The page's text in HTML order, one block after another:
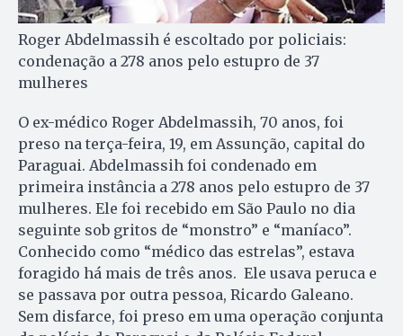
Roger Abdelmassih é escoltado por policiais:
condenação a 278 anos pelo estupro de 37
mulheres
O ex-médico Roger Abdel­massih, 70 anos, foi
preso na terça-feira, 19, em Assunção, capital do
Paraguai. Abdel­massih foi condenado em
primeira instância a 278 anos pelo estupro de 37
mulheres. Ele foi recebido em São Paulo no dia
seguinte sob gritos de “monstro” e “maníaco”.
Conhecido como “médico das estrelas”, estava
foragido há mais de três anos. Ele usava peruca e
se passava por outra pessoa, Ricardo Galeano.
Sem disfarce, foi preso em uma operação conjunta